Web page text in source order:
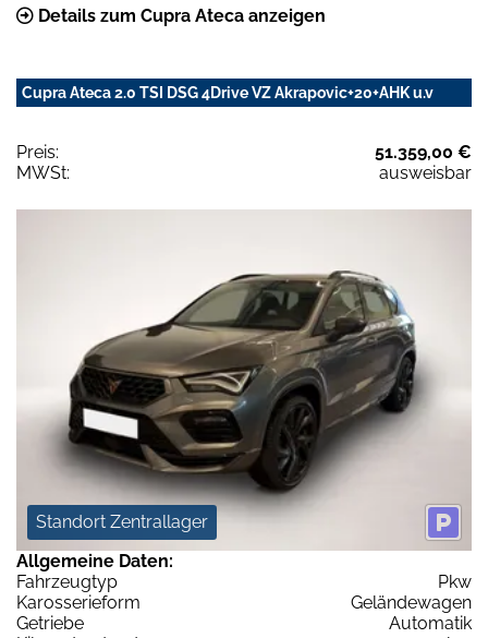
Details zum Cupra Ateca anzeigen
Cupra Ateca 2.0 TSI DSG 4Drive VZ Akrapovic+20+AHK u.v
Preis:
51.359,00 €
MWSt:
ausweisbar
Standort Zentrallager
Allgemeine Daten:
Fahrzeugtyp
Pkw
Karosserieform
Geländewagen
Getriebe
Automatik